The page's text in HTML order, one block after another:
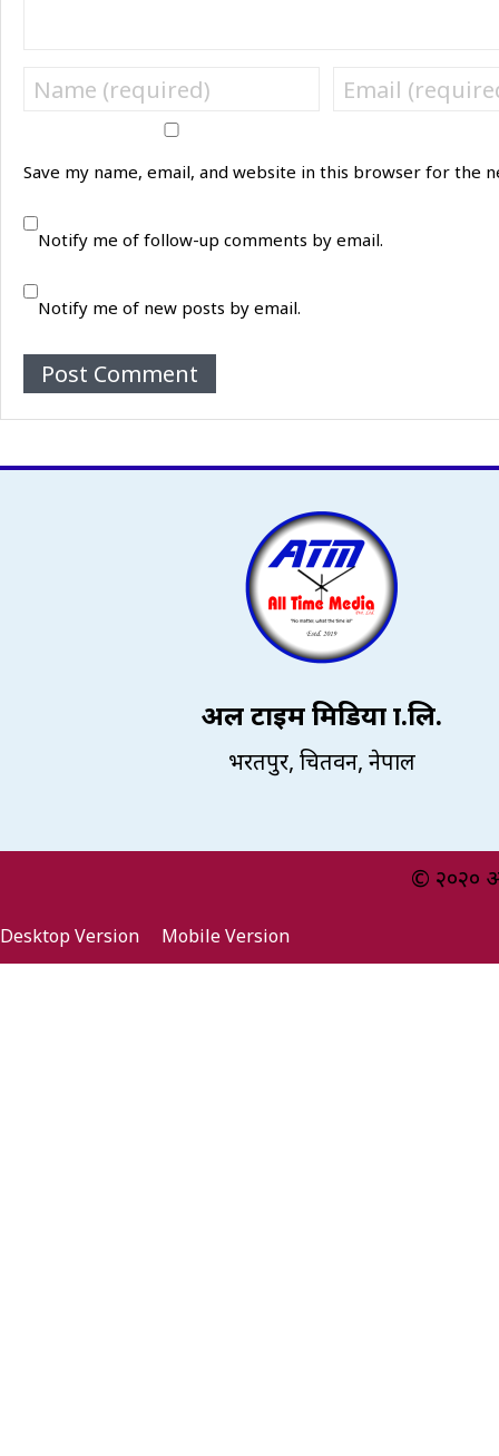
Save my name, email, and website in this browser for the
Notify me of follow-up comments by email.
Notify me of new posts by email.
अल टाइम मिडिया प्रा.लि.
भरतपुर, चितवन, नेपाल
© २०२०
Desktop Version Mobile Version